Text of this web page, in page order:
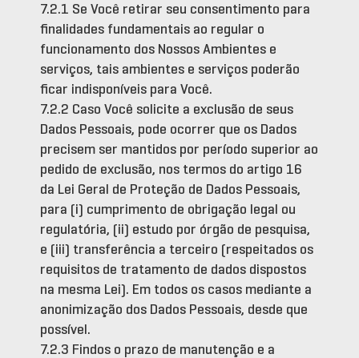
7.2.1 Se Você retirar seu consentimento para
finalidades fundamentais ao regular o
funcionamento dos Nossos Ambientes e
serviços, tais ambientes e serviços poderão
ficar indisponíveis para Você.
7.2.2 Caso Você solicite a exclusão de seus
Dados Pessoais, pode ocorrer que os Dados
precisem ser mantidos por período superior ao
pedido de exclusão, nos termos do artigo 16
da Lei Geral de Proteção de Dados Pessoais,
para (i) cumprimento de obrigação legal ou
regulatória, (ii) estudo por órgão de pesquisa,
e (iii) transferência a terceiro (respeitados os
requisitos de tratamento de dados dispostos
na mesma Lei). Em todos os casos mediante a
anonimização dos Dados Pessoais, desde que
possível.
7.2.3 Findos o prazo de manutenção e a